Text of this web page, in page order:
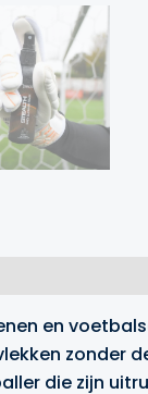
en
zonder
die zijn